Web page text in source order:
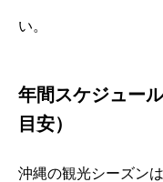
い。
年間スケジュー
目安）
沖縄の観光シーズン